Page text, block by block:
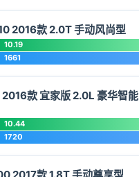
2016款 2.0T 手动风尚型
10.19
1661
款 宜家版 2.0L 豪华智能
10.44
1720